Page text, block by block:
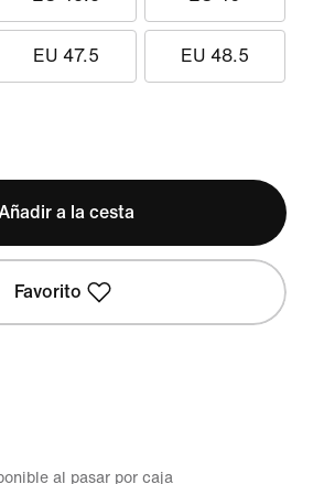
EU 47.5 EU 48.5
Añadir a la cesta
Favorito
al pasar por caja